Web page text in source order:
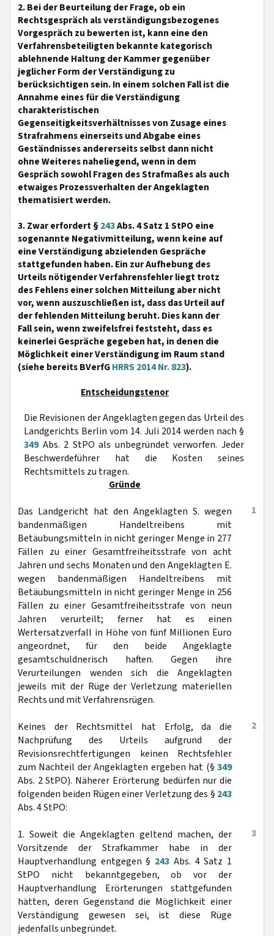
2. Bei der Beurteilung der Frage, ob ein
Rechtsgespräch als verständigungsbezogenes
Vorgespräch zu bewerten ist, kann eine den
Verfahrensbeteiligten bekannte kategorisch
ablehnende Haltung der Kammer gegenüber
jeglicher Form der Verständigung zu
berücksichtigen sein. In einem solchen Fall ist die
Annahme eines für die Verständigung
charakteristischen
Gegenseitigkeitsverhältnisses von Zusage eines
Strafrahmens einerseits und Abgabe eines
Geständnisses andererseits selbst dann nicht
ohne Weiteres naheliegend, wenn in dem
Gespräch sowohl Fragen des Strafmaßes als auch
etwaiges Prozessverhalten der Angeklagten
thematisiert werden.
3. Zwar erfordert §243Abs. 4 Satz 1 StPO eine
sogenannte Negativmitteilung, wenn keine auf
eine Verständigung abzielenden Gespräche
stattgefunden haben. Ein zur Aufhebung des
Urteils nötigender Verfahrensfehler liegt trotz
des Fehlens einer solchen Mitteilung aber nicht
vor, wenn auszuschließen ist, dass das Urteil auf
der fehlenden Mitteilung beruht. Dies kann der
Fall sein, wenn zweifelsfrei feststeht, dass es
keinerlei Gespräche gegeben hat, in denen die
Möglichkeit einer Verständigung im Raum stand
(siehe bereits BVerfGHRRS 2014 Nr. 823).
Entscheidungstenor
Die Revisionen der Angeklagten gegen das Urteil des
Landgerichts Berlin vom 14. Juli 2014 werden nach §
349Abs. 2 StPO als unbegründet verworfen. Jeder
Beschwerdeführer hat die Kosten seines
Rechtsmittels zu tragen.
Gründe
1
Das Landgericht hat den Angeklagten S. wegen
bandenmäßigen Handeltreibens mit
Betäubungsmitteln in nicht geringer Menge in 277
Fällen zu einer Gesamtfreiheitsstrafe von acht
Jahren und sechs Monaten und den Angeklagten E.
wegen bandenmäßigen Handeltreibens mit
Betäubungsmitteln in nicht geringer Menge in 256
Fällen zu einer Gesamtfreiheitsstrafe von neun
Jahren verurteilt; ferner hat es einen
Wertersatzverfall in Höhe von fünf Millionen Euro
angeordnet, für den beide Angeklagte
gesamtschuldnerisch haften. Gegen ihre
Verurteilungen wenden sich die Angeklagten
jeweils mit der Rüge der Verletzung materiellen
Rechts und mit Verfahrensrügen.
2
Keines der Rechtsmittel hat Erfolg, da die
Nachprüfung des Urteils aufgrund der
Revisionsrechtfertigungen keinen Rechtsfehler
zum Nachteil der Angeklagten ergeben hat (§ 349
Abs. 2 StPO). Näherer Erörterung bedürfen nur die
folgenden beiden Rügen einer Verletzung des § 243
Abs. 4 StPO:
3
1. Soweit die Angeklagten geltend machen, der
Vorsitzende der Strafkammer habe in der
Hauptverhandlung entgegen § 243 Abs. 4 Satz 1
StPO nicht bekanntgegeben, ob vor der
Hauptverhandlung Erörterungen stattgefunden
hätten, deren Gegenstand die Möglichkeit einer
Verständigung gewesen sei, ist diese Rüge
jedenfalls unbegründet.